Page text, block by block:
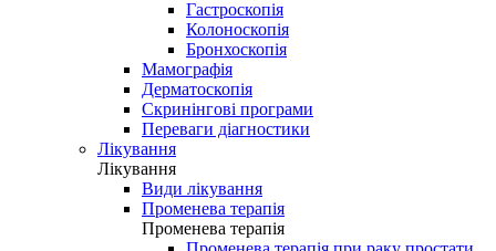
Гастроскопія
Колоноскопія
Бронхоскопія
Мамографія
Дерматоскопія
Скринінгові програми
Переваги діагностики
Лікування
Лікування
Види лікування
Променева терапія
Променева терапія